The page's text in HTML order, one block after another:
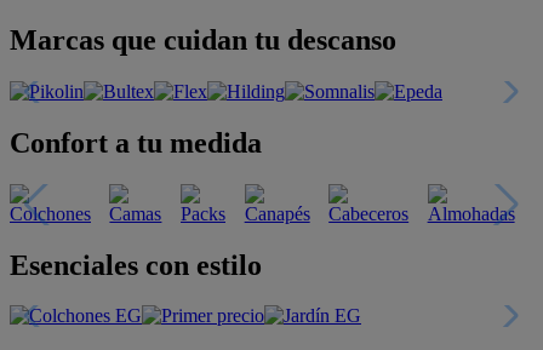
Marcas que cuidan tu descanso
Confort a tu medida
Esenciales con estilo